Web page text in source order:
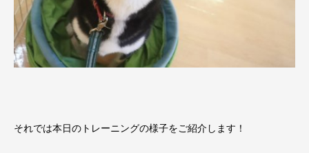
それでは本日のトレーニングの様子をご紹介します！